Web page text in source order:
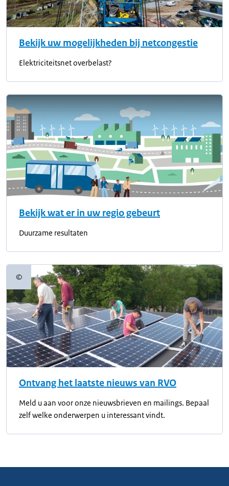
Bekijk uw mogelijkheden bij netcongestie
Elektriciteitsnet overbelast?
Bekijk wat er in uw regio gebeurt
Duurzame resultaten
©Copyrightinformatie
Ontvang het laatste nieuws van RVO
Meld u aan voor onze nieuwsbrieven en mailings. Bepaal
zelf welke onderwerpen u interessant vindt.